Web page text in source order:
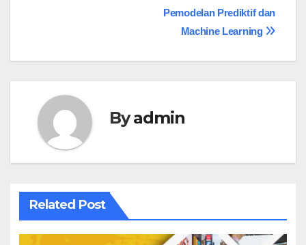
Pemodelan Prediktif dan
Machine Learning
Byadmin
Related Post